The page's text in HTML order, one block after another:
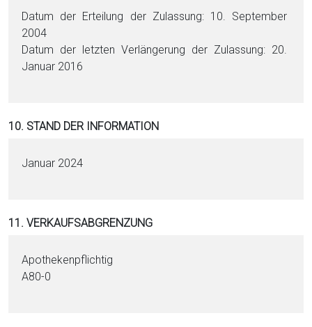
Datum der Erteilung der Zulassung: 10. September
2004
Datum der letzten Verlängerung der Zulassung: 20.
Januar 2016
10. STAND DER INFORMATION
Januar 2024
11. VERKAUFSABGRENZUNG
Apothekenpflichtig
A80-0